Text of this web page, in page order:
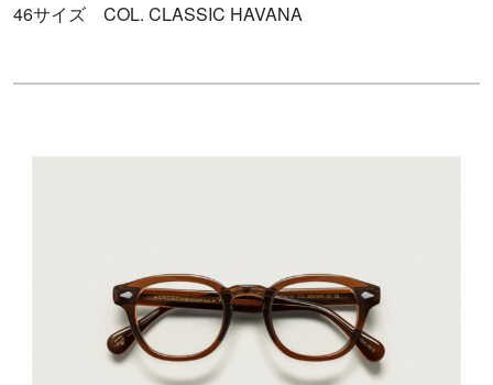
46サイズ COL. CLASSIC HAVANA